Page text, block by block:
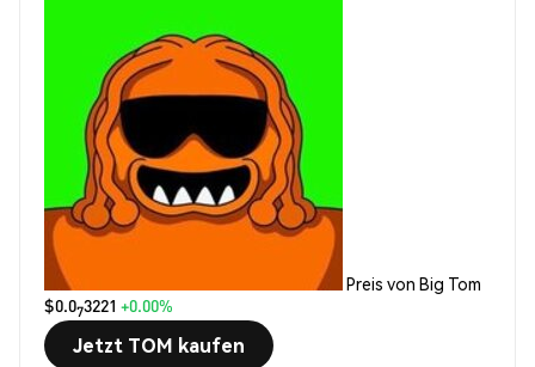
Preis von Big Tom
$0.073221 +0.00%
Jetzt TOM kaufen